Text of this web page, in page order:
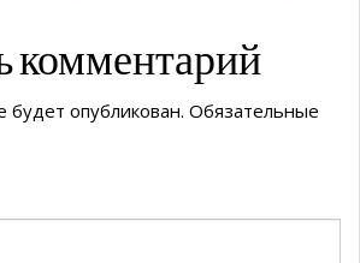
комментарий
будет опубликован. Обязательные